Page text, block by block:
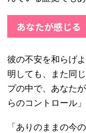
あなたが感じる
彼の不安を和らげ
明しても、また同
プの中で、あなた
らのコントロール
「ありのままの今